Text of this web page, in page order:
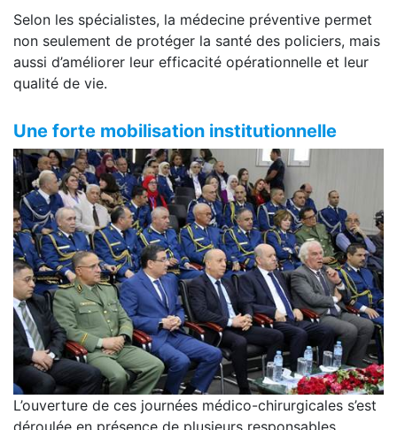
Selon les spécialistes, la médecine préventive permet
non seulement de protéger la santé des policiers, mais
aussi d’améliorer leur efficacité opérationnelle et leur
qualité de vie.
Une forte mobilisation institutionnelle
L’ouverture de ces journées médico-chirurgicales s’est
déroulée en présence de plusieurs responsables